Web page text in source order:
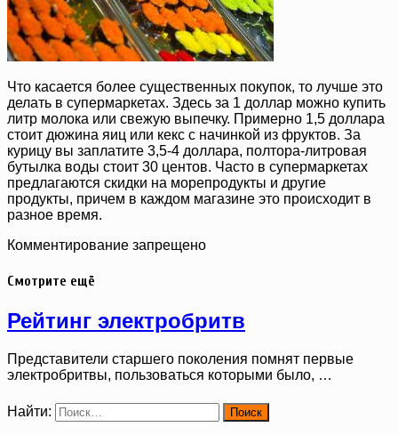
Что касается более существенных покупок, то лучше это
делать в супермаркетах. Здесь за 1 доллар можно купить
литр молока или свежую выпечку. Примерно 1,5 доллара
стоит дюжина яиц или кекс с начинкой из фруктов. За
курицу вы заплатите 3,5-4 доллара, полтора-литровая
бутылка воды стоит 30 центов. Часто в супермаркетах
предлагаются скидки на морепродукты и другие
продукты, причем в каждом магазине это происходит в
разное время.
Комментирование запрещено
Смотрите ещё
Рейтинг электробритв
Представители старшего поколения помнят первые
электробритвы, пользоваться которыми было, …
Найти: